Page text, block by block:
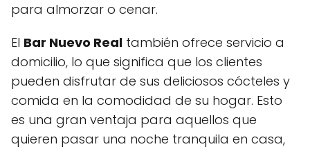
para almorzar o cenar.
El Bar Nuevo Real también ofrece servicio a
domicilio, lo que significa que los clientes
pueden disfrutar de sus deliciosos cócteles y
comida en la comodidad de su hogar. Esto
es una gran ventaja para aquellos que
quieren pasar una noche tranquila en casa,